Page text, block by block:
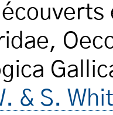
& S.